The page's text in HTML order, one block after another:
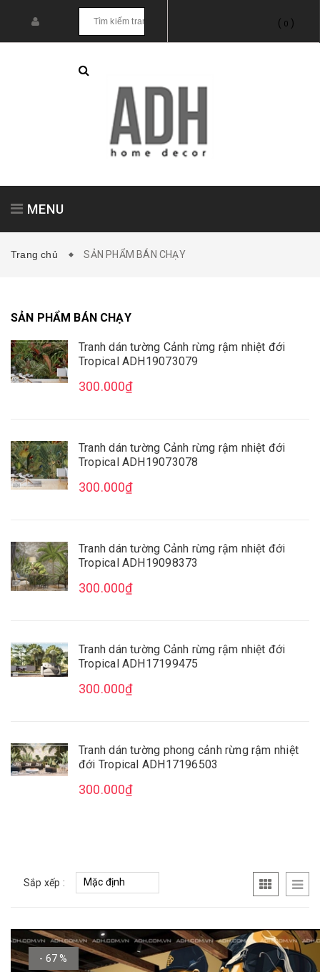
( 0 )
MENU
Mua File Tranh
Thế giới Decor
Trang chủ SẢN PHẨM BÁN CHẠY
SẢN PHẨM BÁN CHẠY
Tranh dán tường Cảnh rừng rậm nhiệt đới
Tropical ADH19073079
300.000₫
Tranh dán tường Cảnh rừng rậm nhiệt đới
Tropical ADH19073078
300.000₫
Tranh dán tường Cảnh rừng rậm nhiệt đới
Tropical ADH19098373
300.000₫
Tranh dán tường Cảnh rừng rậm nhiệt đới
Tropical ADH17199475
300.000₫
Tranh dán tường phong cảnh rừng rậm nhiệt
đới Tropical ADH17196503
300.000₫
Sắp xếp :
- 67 %